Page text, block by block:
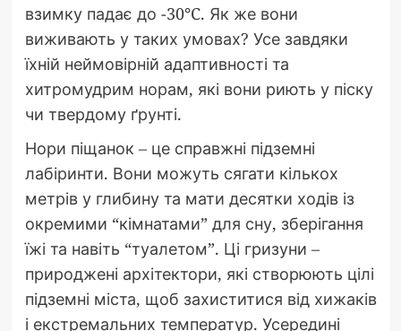
взимку падає до -30°C. Як же вони
виживають у таких умовах? Усе завдяки
їхній неймовірній адаптивності та
хитромудрим норам, які вони риють у піску
чи твердому ґрунті.
Нори піщанок – це справжні підземні
лабіринти. Вони можуть сягати кількох
метрів у глибину та мати десятки ходів із
окремими “кімнатами” для сну, зберігання
їжі та навіть “туалетом”. Ці гризуни –
природжені архітектори, які створюють цілі
підземні міста, щоб захиститися від хижаків
і екстремальних температур. Усередині